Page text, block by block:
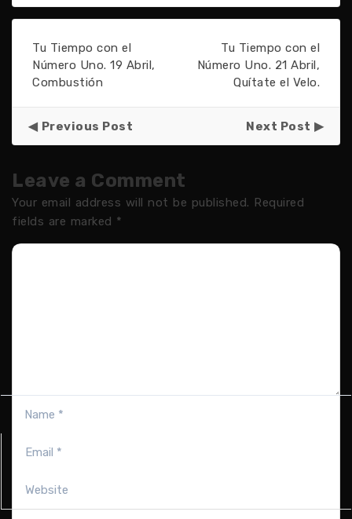
Tu Tiempo con el
Número Uno. 19 Abril,
Combustión
Tu Tiempo con el
Número Uno. 21 Abril,
Quítate el Velo.
Previous Post Next Post
Leave a Comment
Your email address will not be published. Required
fields are marked *